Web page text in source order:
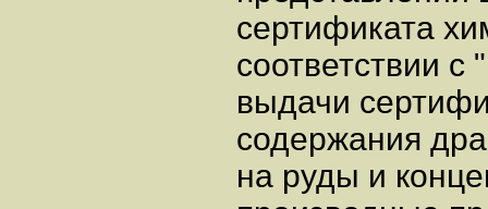
сертификата
соответствии с
выдачи
содержания
на руды и